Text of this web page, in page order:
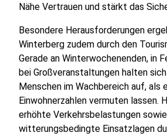
Nähe Vertrauen und stärkt das
Besondere Herausforderungen
Winterberg zudem durch den
Gerade an Winterwochenenden, in
bei Großveranstaltungen halten
Menschen im Wachbereich auf, als
Einwohnerzahlen vermuten lassen.
erhöhte Verkehrsbelastungen sowie
witterungsbedingte Einsatzlagen